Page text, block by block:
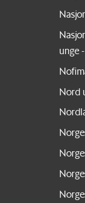
unge
Nord